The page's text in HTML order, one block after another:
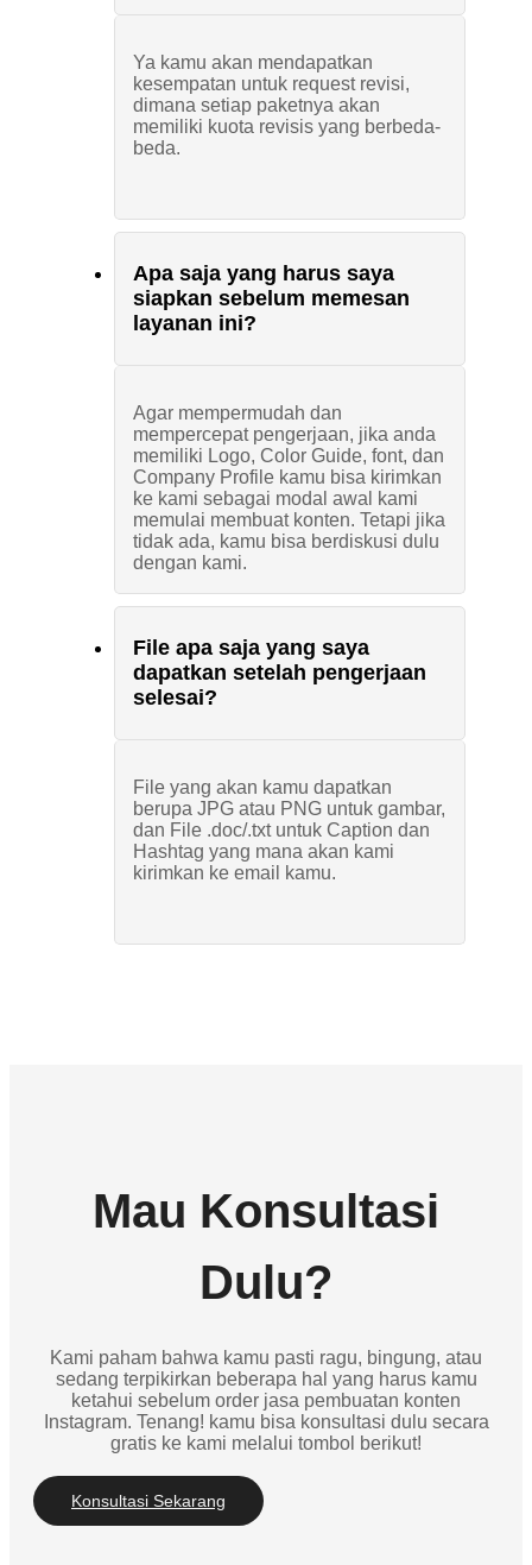
Ya kamu akan mendapatkan
kesempatan untuk request revisi,
dimana setiap paketnya akan
memiliki kuota revisis yang berbeda-
beda.
Apa saja yang harus saya
siapkan sebelum memesan
layanan ini?
Agar mempermudah dan
mempercepat pengerjaan, jika anda
memiliki Logo, Color Guide, font, dan
Company Profile kamu bisa kirimkan
ke kami sebagai modal awal kami
memulai membuat konten. Tetapi jika
tidak ada, kamu bisa berdiskusi dulu
dengan kami.
File apa saja yang saya
dapatkan setelah pengerjaan
selesai?
File yang akan kamu dapatkan
berupa JPG atau PNG untuk gambar,
dan File .doc/.txt untuk Caption dan
Hashtag yang mana akan kami
kirimkan ke email kamu.
Mau Konsultasi
Dulu?
Kami paham bahwa kamu pasti ragu, bingung, atau
sedang terpikirkan beberapa hal yang harus kamu
ketahui sebelum order jasa pembuatan konten
Instagram. Tenang! kamu bisa konsultasi dulu secara
gratis ke kami melalui tombol berikut!
Konsultasi Sekarang